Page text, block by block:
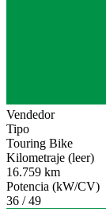
Vendedor
Tipo
Touring Bike
Kilometraje (leer)
16.759 km
Potencia (kW/CV)
36 / 49